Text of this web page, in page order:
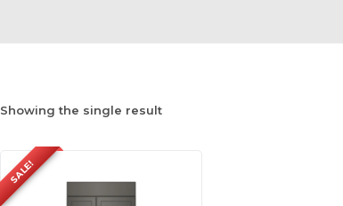
Showing the single result
SALE!